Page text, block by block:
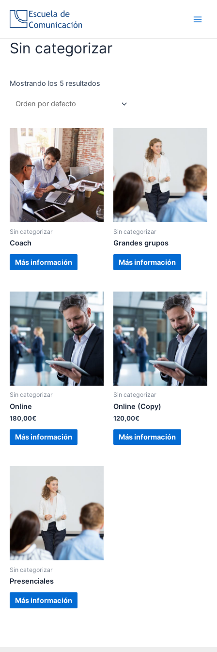
contenido
Inicio/ Sin categorizar
Sin categorizar
Mostrando los 5 resultados
Sin categorizar
Coach
Más información
Sin categorizar
Grandes grupos
Más información
Sin categorizar
Online
180,00€
Más información
Sin categorizar
Online (Copy)
120,00€
Más información
Sin categorizar
Presenciales
Más información